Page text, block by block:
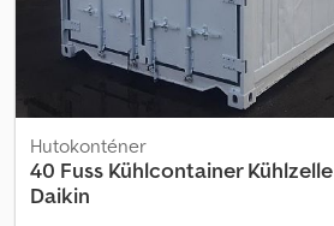
Hutokonténer
40 Fuss Kühlcontainer Kühlzelle
Daikin